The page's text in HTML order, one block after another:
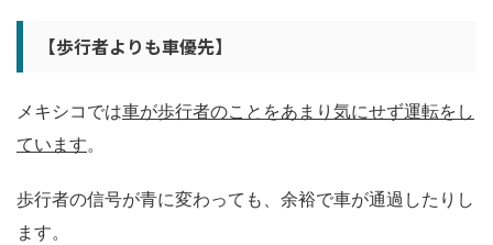
【歩行者よりも車優先】
メキシコでは車が歩行者のことをあまり気にせず運転をし
ています。
歩行者の信号が青に変わっても、余裕で車が通過したりし
ます。